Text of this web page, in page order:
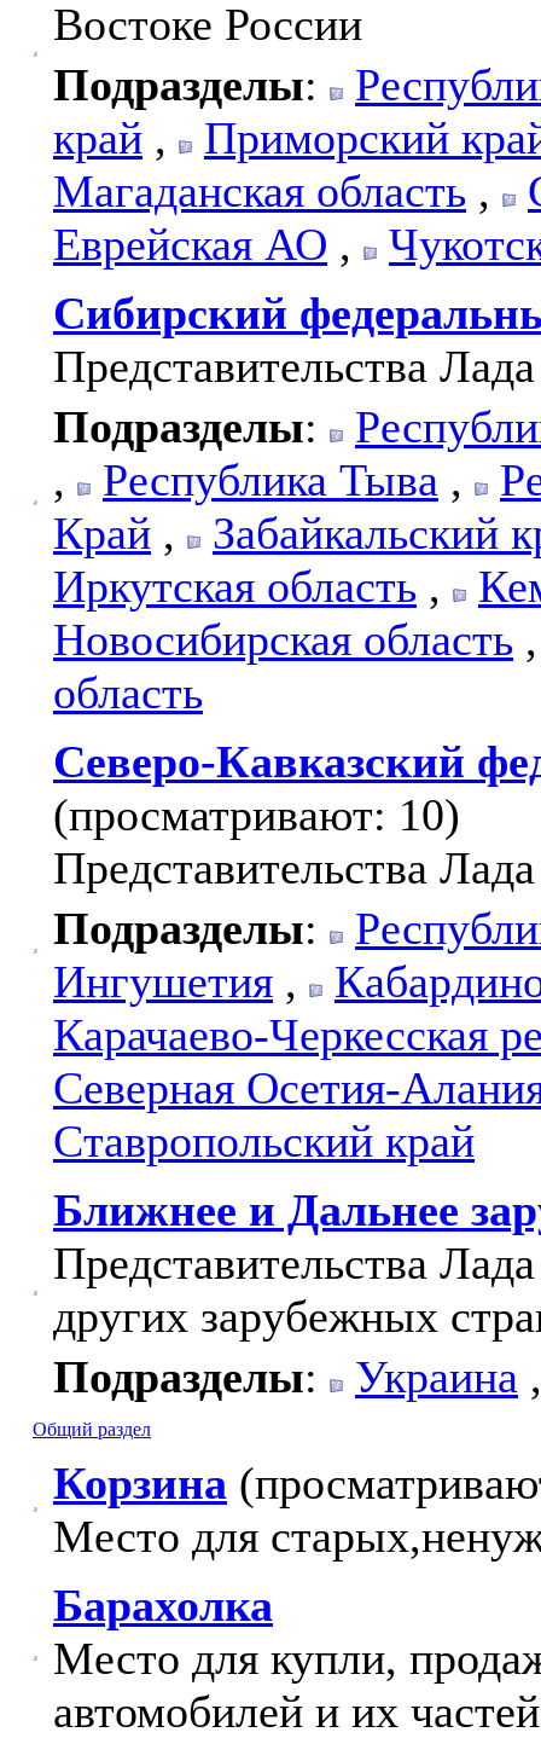
Востоке России
Подразделы:
край ,
Приморский
Магаданская область ,
Еврейская АО ,
Сибирский
Представительства
Подразделы:
,
Республика Тыва ,
Край ,
Забайкальский
Иркутская область ,
Новосибирская область
область
Северо-Кавказский
(просматривают: 10)
Представительства
Подразделы:
Ингушетия ,
Карачаево-Черкесская
Северная Осетия-
Ставропольский край
Ближнее и Дальнее
Представительства
других зарубежных
Подразделы: Украина
Общий раздел
Корзина
Место для
Барахолка
Место для купли,
автомобилей и их